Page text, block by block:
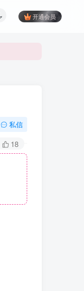
开通会员
私信
18